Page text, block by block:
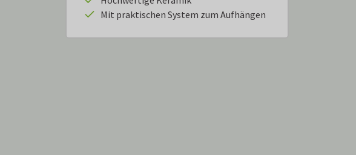
Mit praktischen System zum Aufhängen